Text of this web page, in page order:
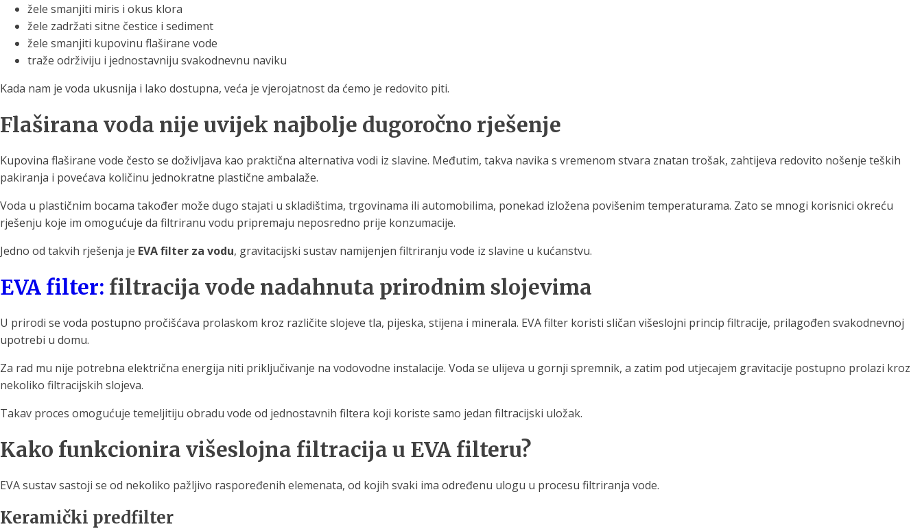
žele smanjiti miris i okus klora
žele zadržati sitne čestice i sediment
žele smanjiti kupovinu flaširane vode
traže održiviju i jednostavniju svakodnevnu naviku
Kada nam je voda ukusnija i lako dostupna, veća je vjerojatnost da ćemo je redovito piti.
Flaširana voda nije uvijek najbolje dugoročno rješenje
Kupovina flaširane vode često se doživljava kao praktična alternativa vodi iz slavine. Međutim, takva navika s vremenom stvara znatan trošak, zahtijeva redovito nošenje teških
pakiranja i povećava količinu jednokratne plastične ambalaže.
Voda u plastičnim bocama također može dugo stajati u skladištima, trgovinama ili automobilima, ponekad izložena povišenim temperaturama. Zato se mnogi korisnici okreću
rješenju koje im omogućuje da filtriranu vodu pripremaju neposredno prije konzumacije.
Jedno od takvih rješenja je EVA filter za vodu, gravitacijski sustav namijenjen filtriranju vode iz slavine u kućanstvu.
EVA filter: filtracija vode nadahnuta prirodnim slojevima
U prirodi se voda postupno pročišćava prolaskom kroz različite slojeve tla, pijeska, stijena i minerala. EVA filter koristi sličan višeslojni princip filtracije, prilagođen svakodnevnoj
upotrebi u domu.
Za rad mu nije potrebna električna energija niti priključivanje na vodovodne instalacije. Voda se ulijeva u gornji spremnik, a zatim pod utjecajem gravitacije postupno prolazi kroz
nekoliko filtracijskih slojeva.
Takav proces omogućuje temeljitiju obradu vode od jednostavnih filtera koji koriste samo jedan filtracijski uložak.
Kako funkcionira višeslojna filtracija u EVA filteru?
EVA sustav sastoji se od nekoliko pažljivo raspoređenih elemenata, od kojih svaki ima određenu ulogu u procesu filtriranja vode.
Keramički predfilter